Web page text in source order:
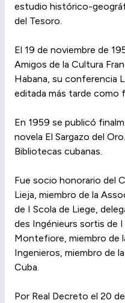
estudio histórico-
del Tesoro.
El 19 de noviembre de
Amigos de la Cultura
Habana, su conferencia
editada más tarde como
En 1959 se publicó
novela El Sargazo del
Bibliotecas cubanas.
Fue socio honorario del
Lieja, miembro de la
de I Scola de Liege,
des Ingénieurs sortis
Montefiore, miembro de
Ingenieros, miembro de
Cuba.
Por Real Decreto el 20